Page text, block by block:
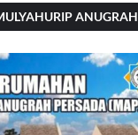
ANUGRAH